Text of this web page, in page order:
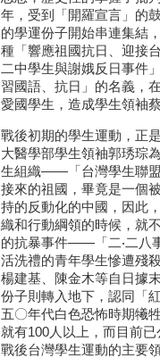
年，受到「開羅宣言」的
的學運份子開始串連集結
種「響應祖國抗日、迎接
二中學生與謝娥反日事件
習國語、抗日」的名義，
愛國學生，造成學生領袖
戰後初期的學生運動，正
大醫學部學生領袖郭琇琮
生組織——「台灣學生聯
接來的祖國，畢竟是一個
持的反動化的中國，因此
織和行動綱領的時候，就
的抗暴事件——「二‧二八
活洗禮的青年學生慘遭殘
楊建基、陳金木等自日據
份子則轉入地下，認同「
五〇年代白色恐怖時期犧
就有100人以上，而目前
戰後台灣學生運動的主要